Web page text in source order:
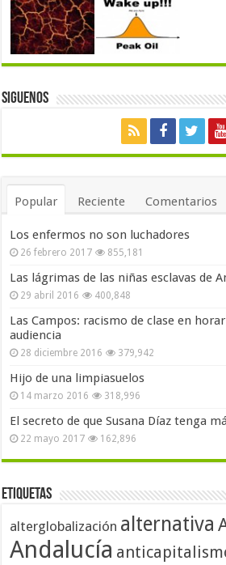
Siguenos
Popular Reciente Comentarios
Los enfermos no son luchadores
26 febrero 2017 855,181
Las lágrimas de las niñas esclavas de
29 abril 2016 400,848
Las Campos: racismo de clase en
audiencia
28 diciembre 2016 379,942
Hijo de una limpiasuelos
14 marzo 2016 318,996
El secreto de que Susana Díaz tenga
22 mayo 2017 162,896
Etiquetas
alterglobalización alternativa
Andalucía